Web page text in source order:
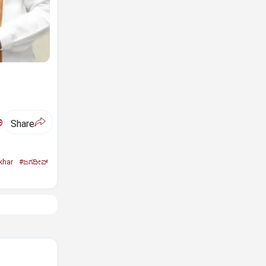
Share
#ಜಗದೀಪ್‌